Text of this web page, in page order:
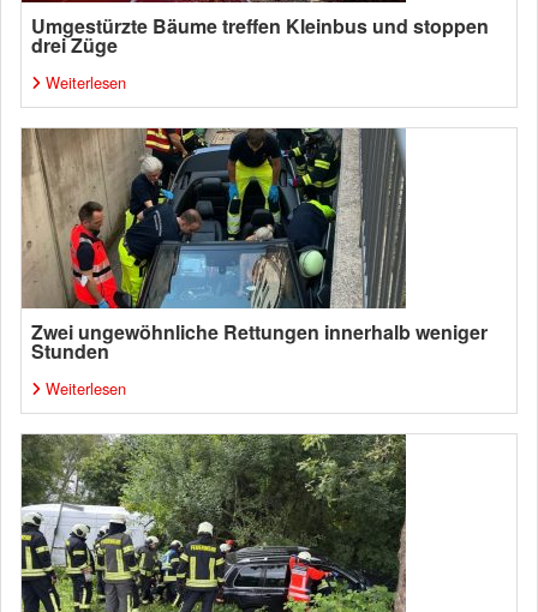
Umgestürzte Bäume treffen Kleinbus und stoppen
drei Züge
Weiterlesen
Zwei ungewöhnliche Rettungen innerhalb weniger
Stunden
Weiterlesen